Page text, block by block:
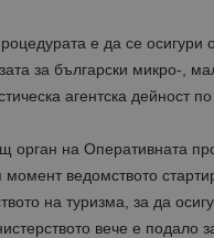
е да се осигури
за български микро-,
агентска дейност
орган на Оперативната
ведомството
на туризма, за да
вече е подало